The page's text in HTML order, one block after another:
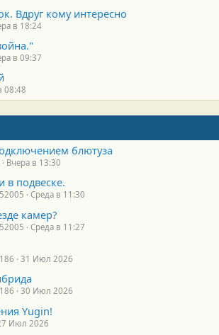
Вдруг кому интересно
в 18:24
в 09:37
08:48
блютуза
Вчера в 13:30
в подвеске.
Среда в 11:30
камер?
Среда в 11:27
31 Июл 2026
30 Июл 2026
Yugin!
Июл 2026